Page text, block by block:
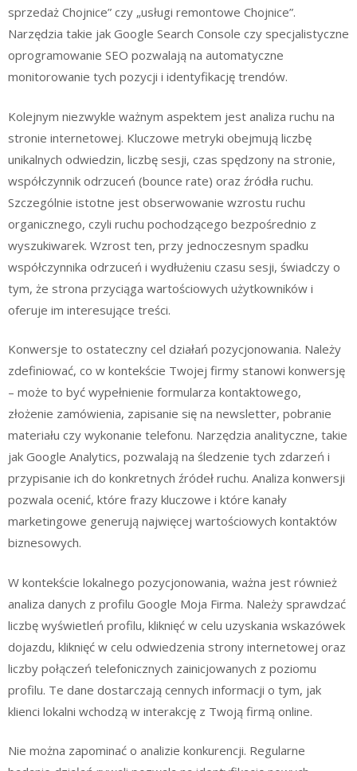
sprzedaż Chojnice” czy „usługi remontowe Chojnice”.
Narzędzia takie jak Google Search Console czy specjalistyczne
oprogramowanie SEO pozwalają na automatyczne
monitorowanie tych pozycji i identyfikację trendów.
Kolejnym niezwykle ważnym aspektem jest analiza ruchu na
stronie internetowej. Kluczowe metryki obejmują liczbę
unikalnych odwiedzin, liczbę sesji, czas spędzony na stronie,
współczynnik odrzuceń (bounce rate) oraz źródła ruchu.
Szczególnie istotne jest obserwowanie wzrostu ruchu
organicznego, czyli ruchu pochodzącego bezpośrednio z
wyszukiwarek. Wzrost ten, przy jednoczesnym spadku
współczynnika odrzuceń i wydłużeniu czasu sesji, świadczy o
tym, że strona przyciąga wartościowych użytkowników i
oferuje im interesujące treści.
Konwersje to ostateczny cel działań pozycjonowania. Należy
zdefiniować, co w kontekście Twojej firmy stanowi konwersję
– może to być wypełnienie formularza kontaktowego,
złożenie zamówienia, zapisanie się na newsletter, pobranie
materiału czy wykonanie telefonu. Narzędzia analityczne, takie
jak Google Analytics, pozwalają na śledzenie tych zdarzeń i
przypisanie ich do konkretnych źródeł ruchu. Analiza konwersji
pozwala ocenić, które frazy kluczowe i które kanały
marketingowe generują najwięcej wartościowych kontaktów
biznesowych.
W kontekście lokalnego pozycjonowania, ważna jest również
analiza danych z profilu Google Moja Firma. Należy sprawdzać
liczbę wyświetleń profilu, kliknięć w celu uzyskania wskazówek
dojazdu, kliknięć w celu odwiedzenia strony internetowej oraz
liczby połączeń telefonicznych zainicjowanych z poziomu
profilu. Te dane dostarczają cennych informacji o tym, jak
klienci lokalni wchodzą w interakcję z Twoją firmą online.
Nie można zapominać o analizie konkurencji. Regularne